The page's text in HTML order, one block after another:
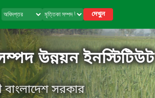
দেখুন
উন্নয়ন ইনস্টিটিউট
বাংলাদেশ সরকার